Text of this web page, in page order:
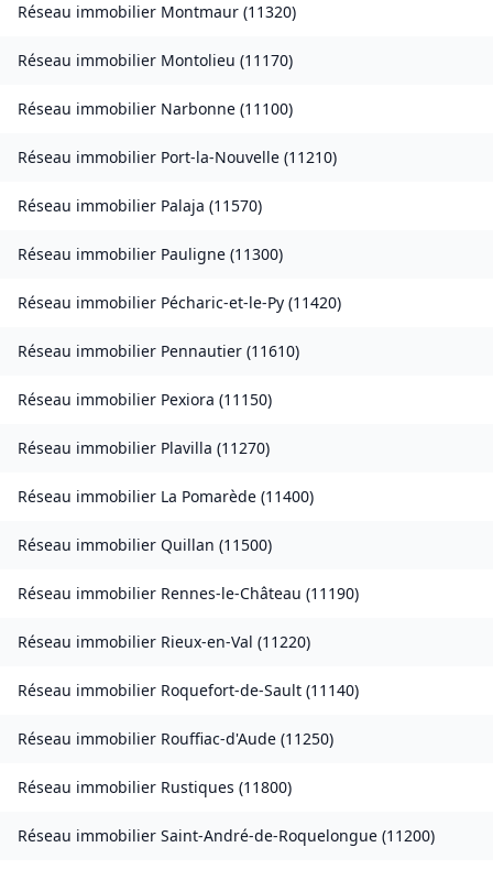
Réseau immobilier Montmaur (11320)
Réseau immobilier Montolieu (11170)
Réseau immobilier Narbonne (11100)
Réseau immobilier Port-la-Nouvelle (11210)
Réseau immobilier Palaja (11570)
Réseau immobilier Pauligne (11300)
Réseau immobilier Pécharic-et-le-Py (11420)
Réseau immobilier Pennautier (11610)
Réseau immobilier Pexiora (11150)
Réseau immobilier Plavilla (11270)
Réseau immobilier La Pomarède (11400)
Réseau immobilier Quillan (11500)
Réseau immobilier Rennes-le-Château (11190)
Réseau immobilier Rieux-en-Val (11220)
Réseau immobilier Roquefort-de-Sault (11140)
Réseau immobilier Rouffiac-d'Aude (11250)
Réseau immobilier Rustiques (11800)
Réseau immobilier Saint-André-de-Roquelongue (11200)